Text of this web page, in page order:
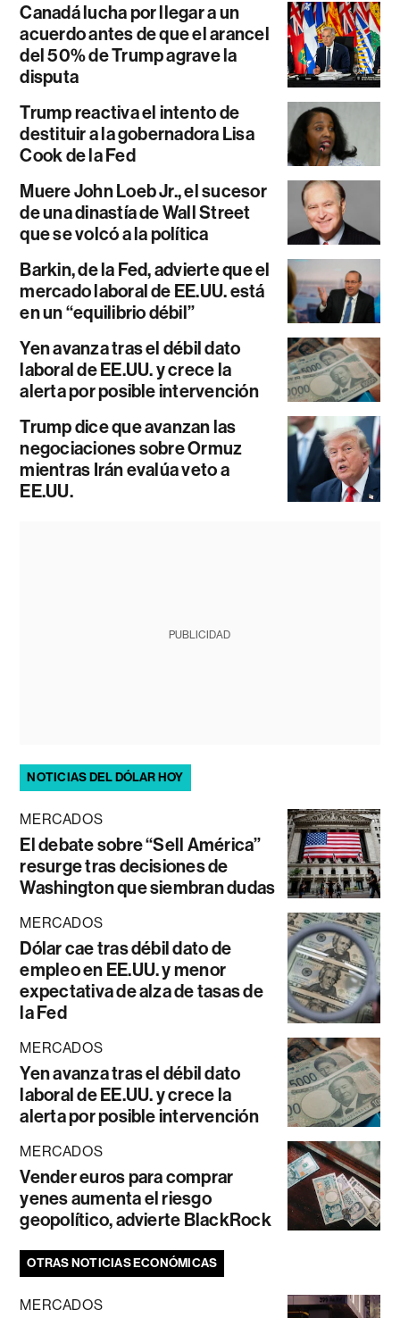
Canadá lucha por llegar a un
acuerdo antes de que el arancel
del 50% de Trump agrave la
disputa
Trump reactiva el intento de
destituir a la gobernadora Lisa
Cook de la Fed
Muere John Loeb Jr., el sucesor
de una dinastía de Wall Street
que se volcó a la política
Barkin, de la Fed, advierte que el
mercado laboral de EE.UU. está
en un “equilibrio débil”
Yen avanza tras el débil dato
laboral de EE.UU. y crece la
alerta por posible intervención
Trump dice que avanzan las
negociaciones sobre Ormuz
mientras Irán evalúa veto a
EE.UU.
PUBLICIDAD
NOTICIAS DEL DÓLAR HOY
MERCADOS
El debate sobre “Sell América”
resurge tras decisiones de
Washington que siembran dudas
MERCADOS
Dólar cae tras débil dato de
empleo en EE.UU. y menor
expectativa de alza de tasas de
la Fed
MERCADOS
Yen avanza tras el débil dato
laboral de EE.UU. y crece la
alerta por posible intervención
MERCADOS
Vender euros para comprar
yenes aumenta el riesgo
geopolítico, advierte BlackRock
OTRAS NOTICIAS ECONÓMICAS
MERCADOS